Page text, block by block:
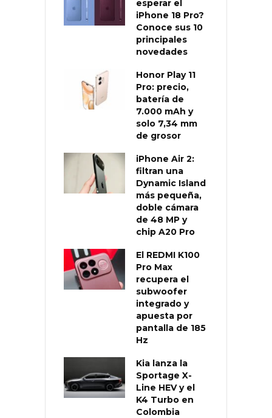
esperar el
iPhone 18 Pro?
Conoce sus 10
principales
novedades
Honor Play 11
Pro: precio,
batería de
7.000 mAh y
solo 7,34 mm
de grosor
iPhone Air 2:
filtran una
Dynamic Island
más pequeña,
doble cámara
de 48 MP y
chip A20 Pro
El REDMI K100
Pro Max
recupera el
subwoofer
integrado y
apuesta por
pantalla de 185
Hz
Kia lanza la
Sportage X-
Line HEV y el
K4 Turbo en
Colombia